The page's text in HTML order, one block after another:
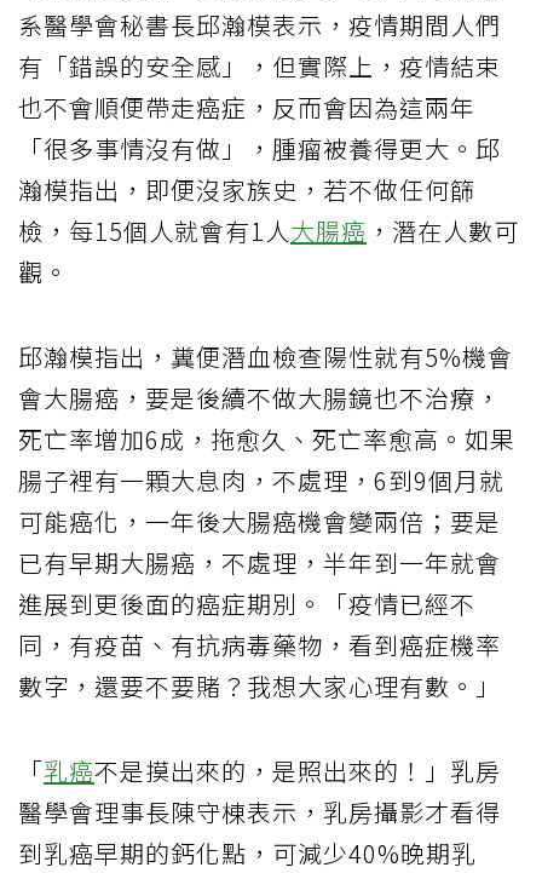
系醫學會秘書長邱瀚模表示，疫情期間人們
有「錯誤的安全感」，但實際上，疫情結束
也不會順便帶走癌症，反而會因為這兩年
「很多事情沒有做」，腫瘤被養得更大。邱
瀚模指出，即便沒家族史，若不做任何篩
檢，每15個人就會有1人大腸癌 ，潛在人數可
觀。
邱瀚模指出，糞便潛血檢查陽性就有5%機會
會大腸癌，要是後續不做大腸鏡也不治療，
死亡率增加6成，拖愈久、死亡率愈高。如果
腸子裡有一顆大息肉，不處理，6到9個月就
可能癌化，一年後大腸癌機會變兩倍；要是
已有早期大腸癌，不處理，半年到一年就會
進展到更後面的癌症期別。「疫情已經不
同，有疫苗、有抗病毒藥物，看到癌症機率
數字，還要不要賭？我想大家心理有數。」
「乳癌不是摸出來的，是照出來的！」乳房
醫學會理事長陳守棟表示，乳房攝影才看得
到乳癌早期的鈣化點，可減少40%晚期乳